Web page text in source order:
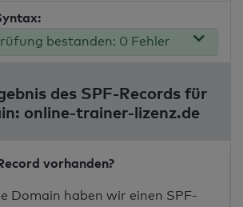
bestanden: 0 Fehler
des SPF-Records für
online-trainer-lizenz.de
vorhanden?
Domain haben wir einen SPF-